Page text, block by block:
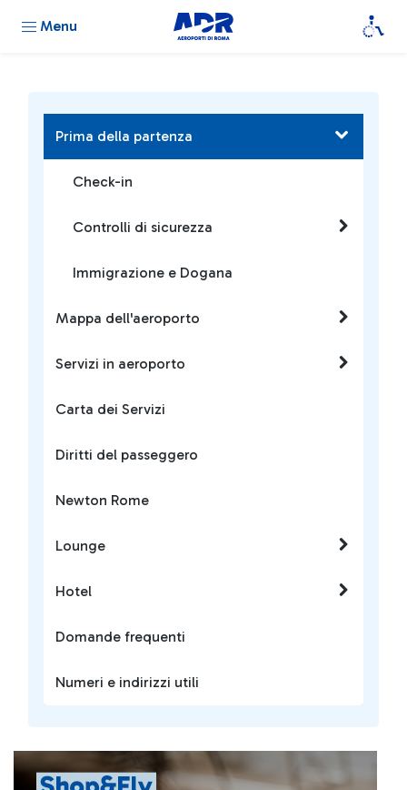
Menu
Prima della partenza
Check-in
Controlli di sicurezza
Immigrazione e Dogana
Mappa dell'aeroporto
Servizi in aeroporto
Carta dei Servizi
Diritti del passeggero
Newton Rome
Lounge
Hotel
Domande frequenti
Numeri e indirizzi utili